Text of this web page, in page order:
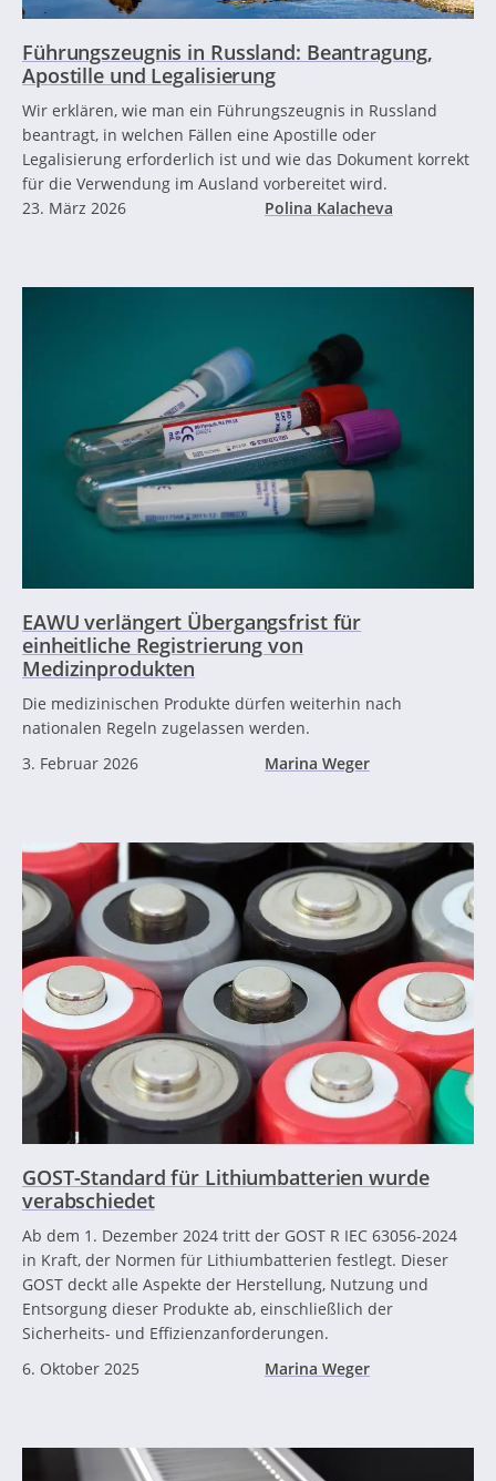
Führungszeugnis in Russland: Beantragung,
Apostille und Legalisierung
Wir erklären, wie man ein Führungszeugnis in Russland
beantragt, in welchen Fällen eine Apostille oder
Legalisierung erforderlich ist und wie das Dokument korrekt
für die Verwendung im Ausland vorbereitet wird.
23. März 2026
Polina Kalacheva
EAWU verlängert Übergangsfrist für
einheitliche Registrierung von
Medizinprodukten
Die medizinischen Produkte dürfen weiterhin nach
nationalen Regeln zugelassen werden.
3. Februar 2026
Marina Weger
GOST-Standard für Lithiumbatterien wurde
verabschiedet
Ab dem 1. Dezember 2024 tritt der GOST R IEC 63056-2024
in Kraft, der Normen für Lithiumbatterien festlegt. Dieser
GOST deckt alle Aspekte der Herstellung, Nutzung und
Entsorgung dieser Produkte ab, einschließlich der
Sicherheits- und Effizienzanforderungen.
6. Oktober 2025
Marina Weger